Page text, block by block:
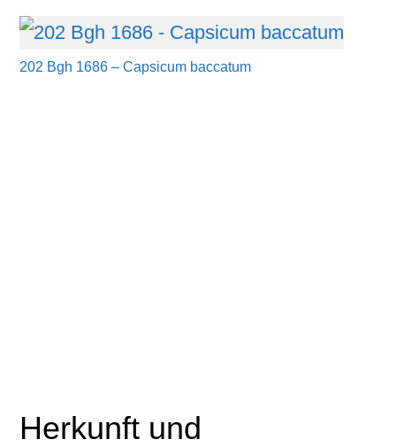
202 Bgh 1686 – Capsicum baccatum
Herkunft und